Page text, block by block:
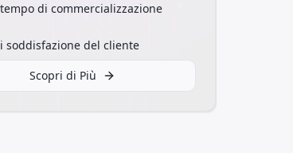
di commercializzazione
soddisfazione del cliente
Scopri di Più